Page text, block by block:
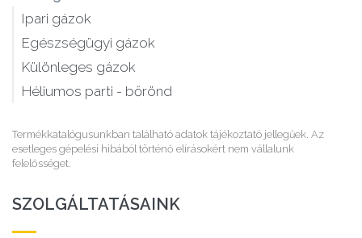
Ipari gázok
Egészségügyi gázok
Különleges gázok
Héliumos parti - bőrönd
Termékkatalógusunkban található adatok tájékoztató jellegűek. Az
esetleges gépelési hibából történő elírásokért nem vállalunk
felelősséget.
SZOLGÁLTATÁSAINK